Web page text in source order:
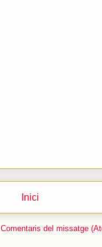
Inici
Comentaris del missatge